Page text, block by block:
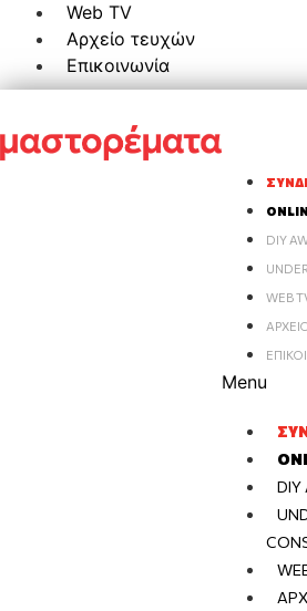
Web TV
Αρχείο τευχών
Επικοινωνία
DIY
WEB
Menu
DIY